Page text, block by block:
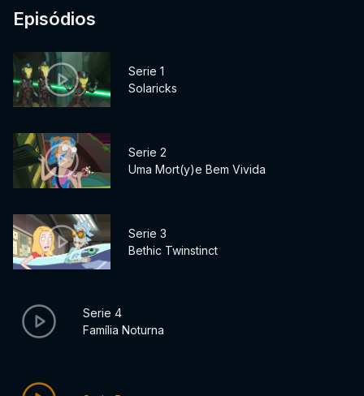
Episódios
Serie 1
Solaricks
Serie 2
Uma Mort(y)e Bem Vivida
Serie 3
Bethic Twinstinct
Serie 4
Família Noturna